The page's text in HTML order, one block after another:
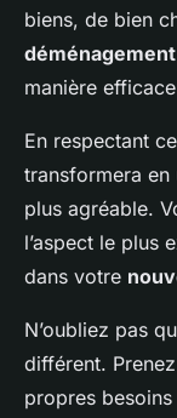
biens, de bien
déménagement
manière
En respectant
transformera en
plus agréable.
l’aspect le plus
dans votre
N’oubliez pas
différent.
propres